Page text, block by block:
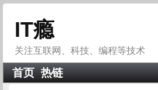
IT瘾
关注互联网、科技、编程等技术
首页 热链